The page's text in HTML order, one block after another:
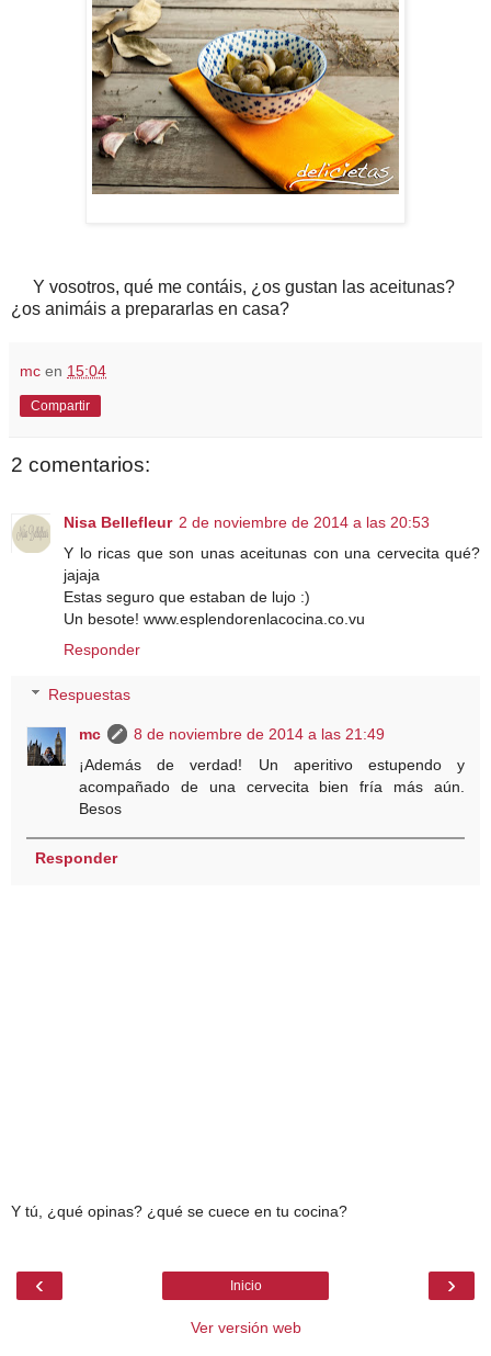
Y vosotros, qué me contáis, ¿os gustan las aceitunas?
¿os animáis a prepararlas en casa?
mc en 15:04
Compartir
2 comentarios:
Nisa Bellefleur 2 de noviembre de 2014 a las 20:53
Y lo ricas que son unas aceitunas con una cervecita qué?
jajaja
Estas seguro que estaban de lujo :)
Un besote! www.esplendorenlacocina.co.vu
Responder
Respuestas
mc
8 de noviembre de 2014 a las 21:49
¡Además de verdad! Un aperitivo estupendo y
acompañado de una cervecita bien fría más aún.
Besos
Responder
Y tú, ¿qué opinas? ¿qué se cuece en tu cocina?
‹ ›
Inicio
Ver versión web